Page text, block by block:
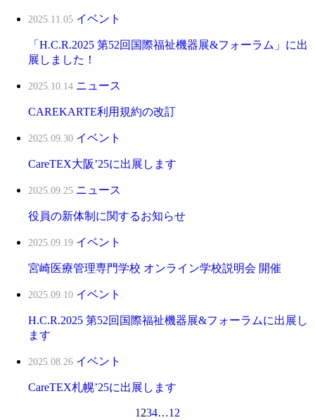
2025.11.05 イベント
「H.C.R.2025 第52回国際福祉機器展&フォーラム」に出
展しました！
2025.10.14 ニュース
CAREKARTE利用規約の改訂
2025.09.30 イベント
CareTEX大阪’25に出展します
2025.09.25 ニュース
役員の新体制に関するお知らせ
2025.09.19 イベント
宮崎医療管理専門学校 オンライン学校説明会 開催
2025.09.10 イベント
H.C.R.2025 第52回国際福祉機器展&フォーラムに出展し
ます
2025.08.26 イベント
CareTEX札幌’25に出展します
1 234…12